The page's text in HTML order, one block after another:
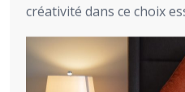
créativité dans ce choix